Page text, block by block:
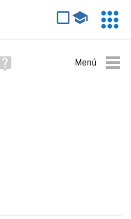
avanzada
Ayuda
(en